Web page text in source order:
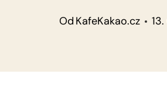
Od KafeKakao.cz